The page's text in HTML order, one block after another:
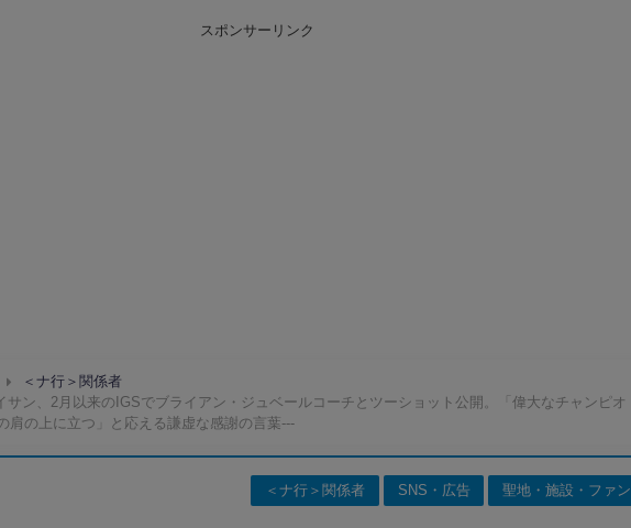
スポンサーリンク
＜ナ行＞関係者
サン、2月以来のIGSでブライアン・ジュベールコーチとツーショット公開。「偉大なチャンピオ
肩の上に立つ」と応える謙虚な感謝の言葉---
＜ナ行＞関係者 SNS・広告 聖地・施設・ファン